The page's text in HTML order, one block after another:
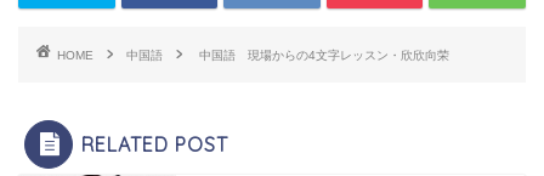
HOME 中国語 中国語 現場からの4文字レッスン・欣欣向荣
RELATED POST